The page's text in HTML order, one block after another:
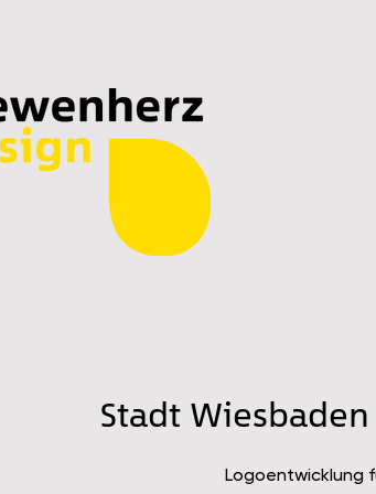
Stadt
Logoentwicklung